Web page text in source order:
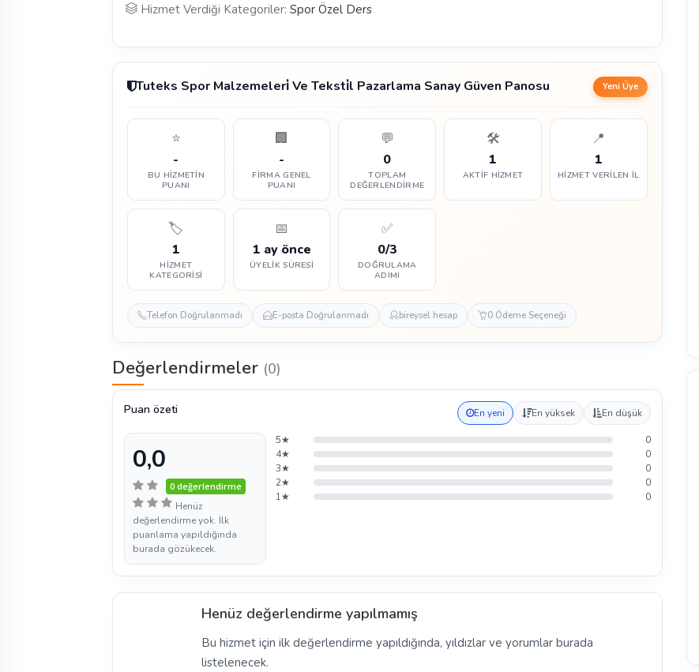
Hizmet Verdiği Kategoriler: Spor Özel Ders
Tuteks Spor Malzemeleri̇ Ve Teksti̇l Pazarlama Sanay Güven Panosu Yeni Üye
⭐
-
BU HIZMETIN
PUANI
🏢
-
FIRMA GENEL
PUANI
💬
0
TOPLAM
DEĞERLENDIRME
🛠️
1
AKTIF HIZMET
📍
1
HIZMET VERILEN İL
🏷️
1
HIZMET
KATEGORISI
📅
1 ay önce
ÜYELIK SÜRESI
✅
0/3
DOĞRULAMA
ADIMI
Telefon Doğrulanmadı E-posta Doğrulanmadı bireysel hesap 0 Ödeme Seçeneği
Değerlendirmeler (0)
Puan özeti En yeni En yüksek En düşük
0,0
0 değerlendirme
Henüz
değerlendirme yok. İlk
puanlama yapıldığında
burada gözükecek.
5★
0
4★
0
3★
0
2★
0
1★
0
Henüz değerlendirme yapılmamış
Bu hizmet için ilk değerlendirme yapıldığında, yıldızlar ve yorumlar burada
listelenecek.